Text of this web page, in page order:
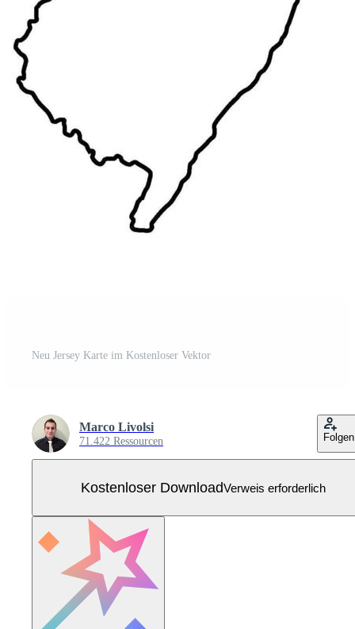
Neu Jersey Karte im Kostenloser Vektor
Marco Livolsi
71.422 Ressourcen Folgen
Kostenloser DownloadVerweis erforderlich